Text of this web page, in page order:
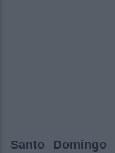
Santo Domingo